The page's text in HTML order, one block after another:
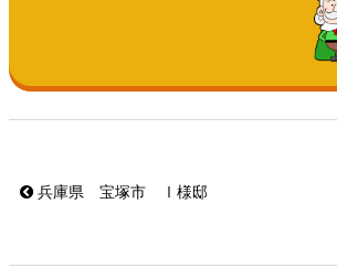
兵庫県 宝塚市 Ⅰ様邸